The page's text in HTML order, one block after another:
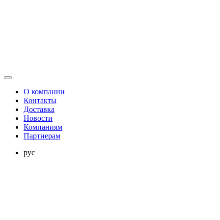
О компании
Контакты
Доставка
Новости
Компаниям
Партнерам
рус